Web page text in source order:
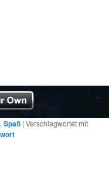
,Spaß |Verschlagwortet mit